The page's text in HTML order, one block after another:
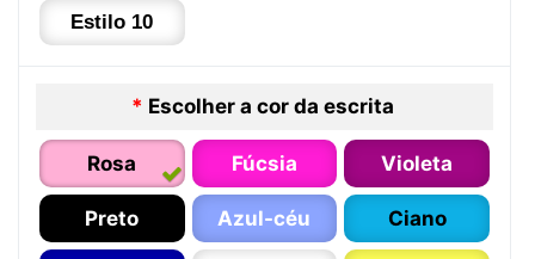
Estilo 10
* Escolher a cor da escrita
Rosa Fúcsia Violeta
Preto Azul-céu Ciano